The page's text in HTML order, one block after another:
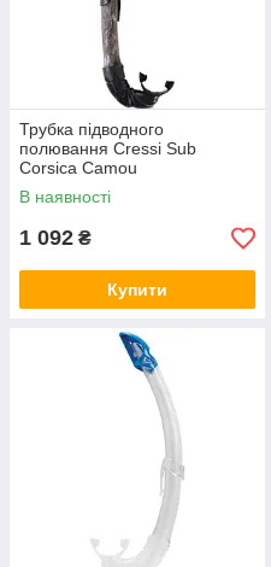
Трубка підводного
полювання Cressi Sub
Corsica Camou
В наявності
1 092 ₴
Купити